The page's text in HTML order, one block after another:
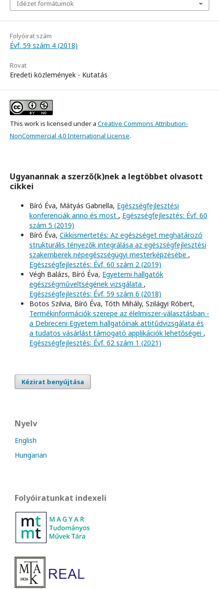
Idézet formátumok
Folyóirat szám
Évf. 59 szám 4 (2018)
Rovat
Eredeti közlemények - Kutatás
This work is licensed under a Creative Commons Attribution-
NonCommercial 4.0 International License.
Ugyanannak a szerző(k)nek a legtöbbet olvasott
cikkei
Bíró Éva, Mátyás Gabriella, Egészségfejlesztési
konferenciák anno és most , Egészségfejlesztés: Évf. 60
szám 5 (2019)
Bíró Éva, Cikkismertetés: Az egészséget meghatározó
strukturális tényezők integrálása az egészségfejlesztési
szakemberek népegészségügyi mesterképzésébe ,
Egészségfejlesztés: Évf. 60 szám 2 (2019)
Végh Balázs, Bíró Éva, Egyetemi hallgatók
egészségműveltségének vizsgálata ,
Egészségfejlesztés: Évf. 59 szám 6 (2018)
Botos Szilvia, Bíró Éva, Tóth Mihály, Szilágyi Róbert,
Termékinformációk szerepe az élelmiszer-választásban -
a Debreceni Egyetem hallgatóinak attitűdvizsgálata és
a tudatos vásárlást támogató applikációk lehetőségei ,
Egészségfejlesztés: Évf. 62 szám 1 (2021)
Kézirat benyújtása
Nyelv
English
Hungarian
Folyóiratunkat indexeli